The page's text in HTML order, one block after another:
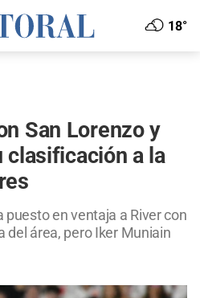
18°
San Lorenzo y
clasificación a la
en ventaja a River con
del área, pero Iker Muniain